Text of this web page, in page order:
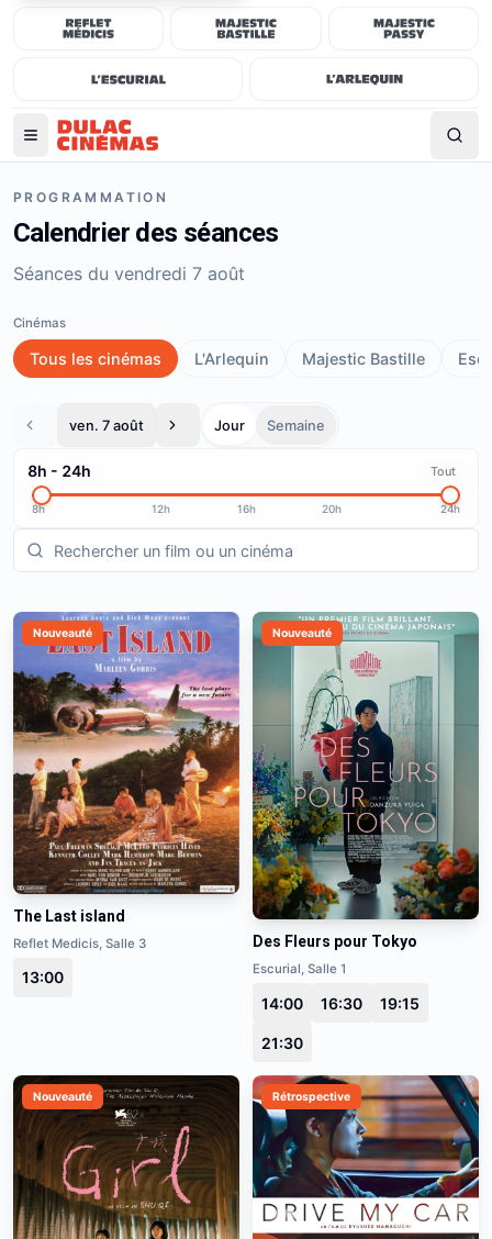
PROGRAMMATION
Calendrier des séances
Séances du vendredi 7 août
ven. 7 août Jour Semaine
8h - 24h Tout
8h 12h 16h 20h 24h
Cinémas
Tous les cinémas L'Arlequin Majestic Bastille
Nouveauté
The Last island
Reflet Medicis, Salle 3
13:00
Nouveauté
Des Fleurs pour Tokyo
Escurial, Salle 1
14:00 16:30 19:15
21:30
Nouveauté Rétrospective